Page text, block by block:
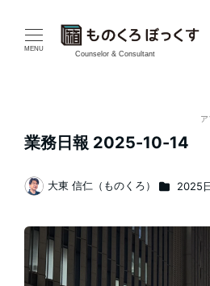
MENU
Counselor & Consultant
業務日報 2025-10-14
著
大東 信仁（ものくろ） カテゴリー
2025